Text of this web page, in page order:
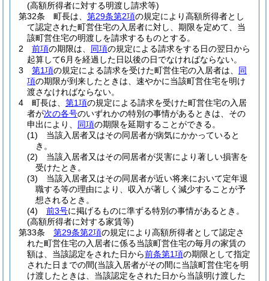
(高額所得者に対する明渡し請求等)
第32条
町長は、 第29条第2項の規定により高額所得者とし
て認定された町営住宅の入居者に対し、期限を定めて、当
該町営住宅の明渡しを請求するものとする。
2
前項の期限は、 同項の規定による請求をする日の翌日から
起算して6月を経過した日以後の日でなければならない。
3
第1項の規定による請求を受けた町営住宅の入居者は、 同
項の期限が到来したときは、速やかに当該町営住宅を明け
渡さなければならない。
4
町長は、 第1項の規定による請求を受けた町営住宅の入居
者が次の各号のいずれかの特別の事情があるときは、その
申出により、 同項の期限を延期することができる。
(1)
当該入居者又はその同居者が病気にかかっていると
き。
(2)
当該入居者又はその同居者が災害により著しい損害を
受けたとき。
(3)
当該入居者又はその同居者が近い将来において定年退
職する等の理由により、収入が著しく減少することが予
想されるとき。
(4)
前3号に掲げるものに準ずる特別の事情があるとき。
(高額所得者に対する家賃等)
第33条
第29条第2項の規定により高額所得者として認定さ
れた町営住宅の入居者に係る当該町営住宅の毎月の家賃の
額は、当該認定をされた日から前条第1項の期限として指定
された日までの間(当該入居者がその間に当該町営住宅を明
け渡したときは、当該認定をされた日から当該明け渡した